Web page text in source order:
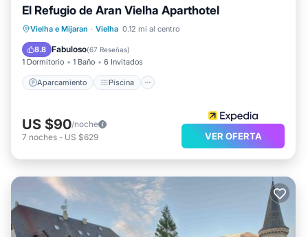
El Refugio de Aran Vielha Aparthotel
Vielha e Mijaran · Vielha 0.12 mi al centro
8.8 Fabuloso(67 Reseñas)
1 Dormitorio 1 Baño 6 Invitados
Aparcamiento Piscina
Aparcamiento
Piscina
Balcón/Terraza
US $90/noche
7 noches - US $629 VER OFERTA